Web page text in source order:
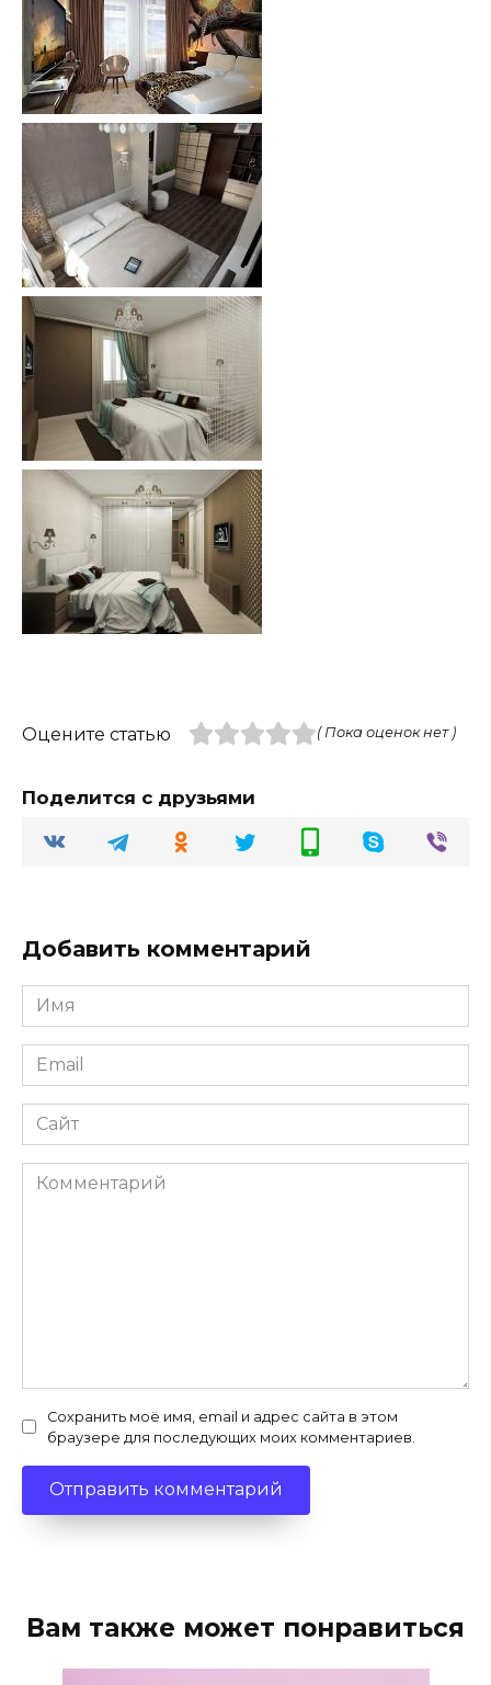
Оцените статью ( Пока оценок нет )
Поделится с друзьями
Добавить комментарий
Имя
Email
Сайт
Комментарий
Сохранить моё имя, email и адрес сайта в этом
браузере для последующих моих комментариев.
Вам также может понравиться